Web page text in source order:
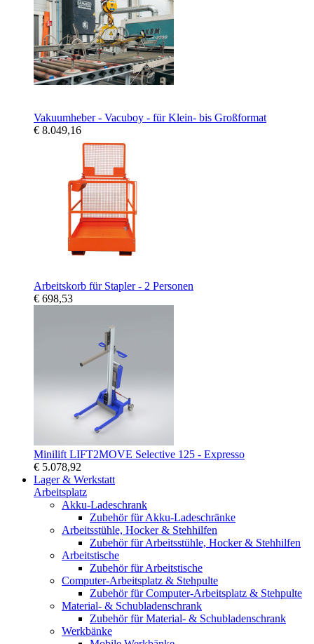
Vakuumheber - Vacuboy - für Klein- bis Großformat
€ 8.049,16
Arbeitskorb für Stapler - 2 Personen
€ 698,53
Minilift LIFT2MOVE Selective 125 - Expresso
€ 5.078,92
Lager & Werkstatt
Arbeitsplatz
Akku-Ladeschrank
Zubehör für Akku-Ladeschränke
Arbeitsstühle, Hocker & Stehhilfen
Zubehör für Arbeitsstühle, Hocker & Stehhilfen
Arbeitstische
Zubehör für Arbeitstische
Computer-Arbeitsplatz & Stehpulte
Zubehör für Computer-Arbeitsplatz & Stehpulte
Material- & Schubladenschrank
Zubehör für Material- & Schubladenschrank
Werkbänke